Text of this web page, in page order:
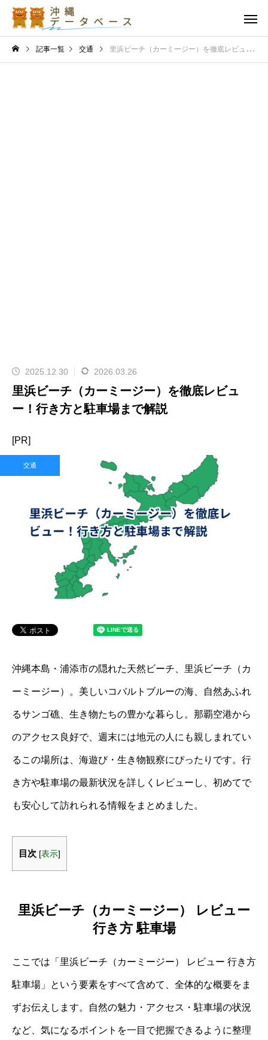
記事一覧 交通 里浜ビーチ（カーミージー）を徹底レビュー！行き方と駐車場まで解説
2025.12.30 2026.03.26
里浜ビーチ（カーミージー）を徹底レビュ
ー！行き方と駐車場まで解説
[PR]
交通
沖縄本島・浦添市の隠れた天然ビーチ、里浜ビーチ（カ
ーミージー）。美しいコバルトブルーの海、自然あふれ
るサンゴ礁、生き物たちの豊かな暮らし。那覇空港から
のアクセス良好で、週末には地元の人にも親しまれてい
るこの場所は、海遊び・生き物観察にぴったりです。行
き方や駐車場の最新状況を詳しくレビューし、初めてで
も安心して訪れられる情報をまとめました。
目次 [表示]
里浜ビーチ（カーミージー） レビュー
行き方 駐車場
ここでは「里浜ビーチ（カーミージー） レビュー 行き方
駐車場」という要素をすべて含めて、全体的な概要をま
ずお伝えします。自然の魅力・アクセス・駐車場の状況
など、気になるポイントを一目で把握できるように整理